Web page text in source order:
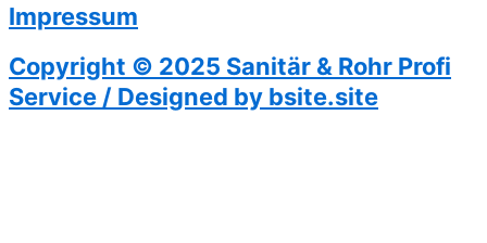
Impressum
Copyright © 2025 Sanitär & Rohr Profi
Service / Designed by bsite.site